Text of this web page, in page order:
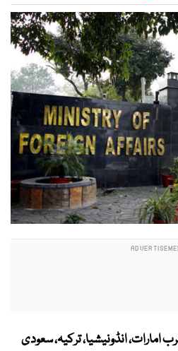
امارات، انڈونیشیا، ترکیہ، سعودی